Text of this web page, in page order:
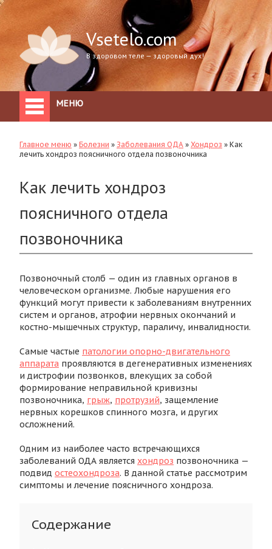
Vsetelo.com
В здоровом теле — здоровый дух!
МЕНЮ
Главное меню » Болезни » Заболевания ОДА » Хондроз » Как
лечить хондроз поясничного отдела позвоночника
Как лечить хондроз
поясничного отдела
позвоночника
Позвоночный столб — один из главных органов в
человеческом организме. Любые нарушения его
функций могут привести к заболеваниям внутренних
систем и органов, атрофии нервных окончаний и
костно-мышечных структур, параличу, инвалидности.
Самые частые патологии опорно-двигательного
аппарата проявляются в дегенеративных изменениях
и дистрофии позвонков, влекущих за собой
формирование неправильной кривизны
позвоночника, грыж, протрузий, защемление
нервных корешков спинного мозга, и других
осложнений.
Одним из наиболее часто встречающихся
заболеваний ОДА является хондроз позвоночника —
подвид остеохондроза. В данной статье рассмотрим
симптомы и лечение поясничного хондроза.
Содержание